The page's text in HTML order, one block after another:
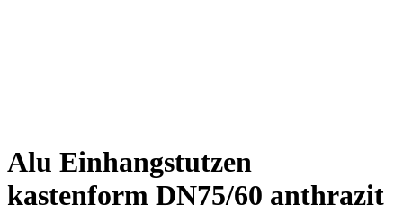
Alu Einhangstutzen
kastenform DN75/60 anthrazit